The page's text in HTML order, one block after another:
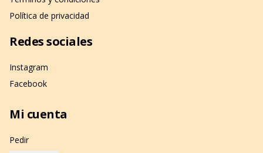
Política de privacidad
Redes sociales
Instagram
Facebook
Mi cuenta
Pedir